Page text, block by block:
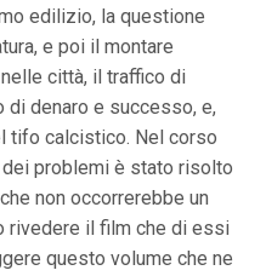
edilizio, la questione
e poi il montare
città, il traffico di
denaro e successo, e,
tifo calcistico. Nel corso
problemi è stato risolto
non occorrerebbe un
rivedere il film che di essi
questo volume che ne